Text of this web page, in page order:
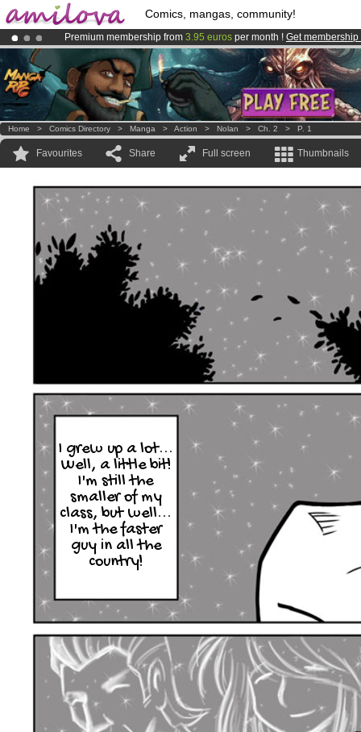
Comics, mangas, community!
Premium membership from 3.95 euros per month ! Get membership
AmilovaKickstarter is now LIVE!.
Already 100000 membersand 1000 comics & mangas!.
Home > Comics Directory > Manga > Action > Nolan > Ch. 2 > P. 1
Favourites Share Full screen Thumbnails
I grew up a lot...
Well, a little bit!
I'm still the
smaller of my
class, but well...
I'm the faster
guy in all the
country!